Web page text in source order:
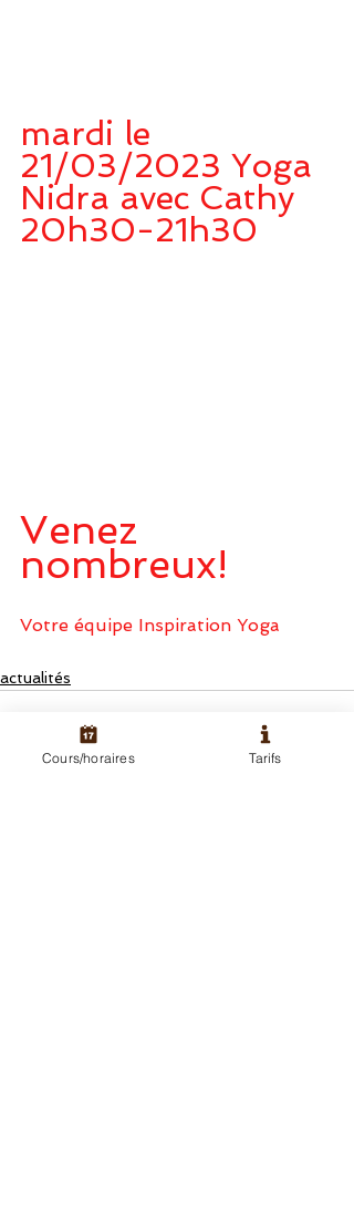
mardi le
21/03/2023 Yoga
Nidra avec Cathy
20h30-21h30
Venez
nombreux!
Votre équipe Inspiration Yoga
actualités
Cours/horaires Tarifs